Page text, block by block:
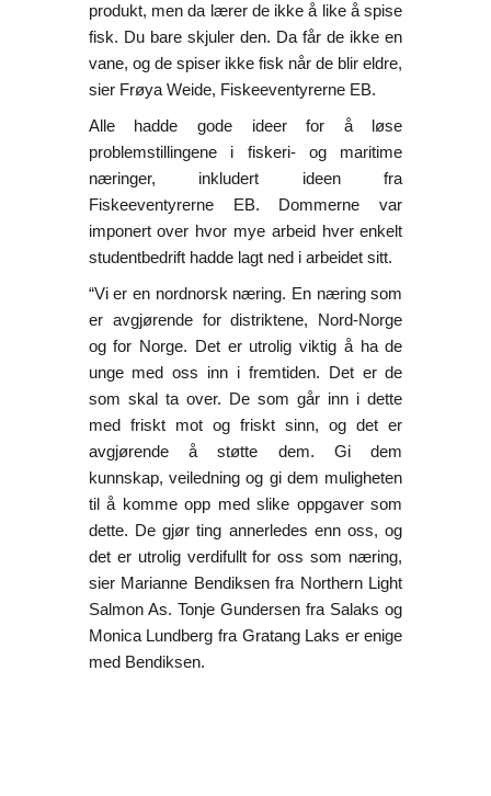
produkt, men da lærer de ikke å like å spise
fisk. Du bare skjuler den. Da får de ikke en
vane, og de spiser ikke fisk når de blir eldre,
sier Frøya Weide, Fiskeeventyrerne EB.
Alle hadde gode ideer for å løse
problemstillingene i fiskeri- og maritime
næringer, inkludert ideen fra
Fiskeeventyrerne EB. Dommerne var
imponert over hvor mye arbeid hver enkelt
studentbedrift hadde lagt ned i arbeidet sitt.
“Vi er en nordnorsk næring. En næring som
er avgjørende for distriktene, Nord-Norge
og for Norge. Det er utrolig viktig å ha de
unge med oss inn i fremtiden. Det er de
som skal ta over. De som går inn i dette
med friskt mot og friskt sinn, og det er
avgjørende å støtte dem. Gi dem
kunnskap, veiledning og gi dem muligheten
til å komme opp med slike oppgaver som
dette. De gjør ting annerledes enn oss, og
det er utrolig verdifullt for oss som næring,
sier Marianne Bendiksen fra Northern Light
Salmon As. Tonje Gundersen fra Salaks og
Monica Lundberg fra Gratang Laks er enige
med Bendiksen.